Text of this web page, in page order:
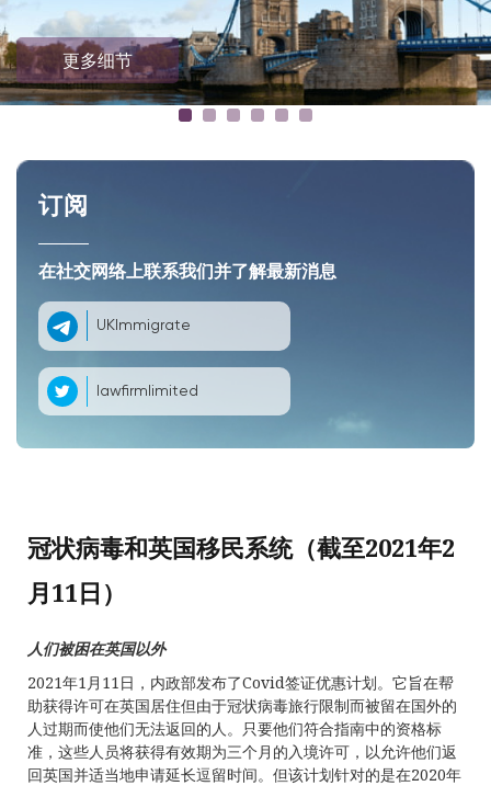
更多细节
订阅
在社交网络上联系我们并了解最新消息
UKImmigrate
lawfirmlimited
冠状病毒和英国移民系统（截至2021年2
月11日）
人们被困在英国以外
2021年1月11日，内政部发布了Covid签证优惠计划。它旨在帮
助获得许可在英国居住但由于冠状病毒旅行限制而被留在国外的
人过期而使他们无法返回的人。只要他们符合指南中的资格标
准，这些人员将获得有效期为三个月的入境许可，以允许他们返
回英国并适当地申请延长逗留时间。但该计划针对的是在2020年